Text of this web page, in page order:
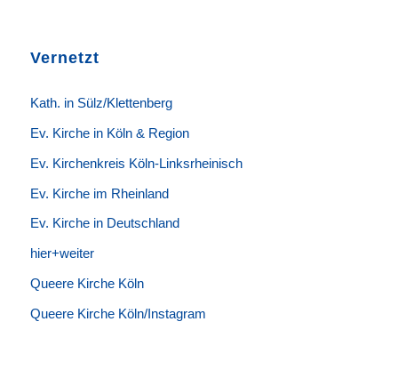
Vernetzt
Kath. in Sülz/Klettenberg
Ev. Kirche in Köln & Region
Ev. Kirchenkreis Köln-Linksrheinisch
Ev. Kirche im Rheinland
Ev. Kirche in Deutschland
hier+weiter
Queere Kirche Köln
Queere Kirche Köln/Instagram